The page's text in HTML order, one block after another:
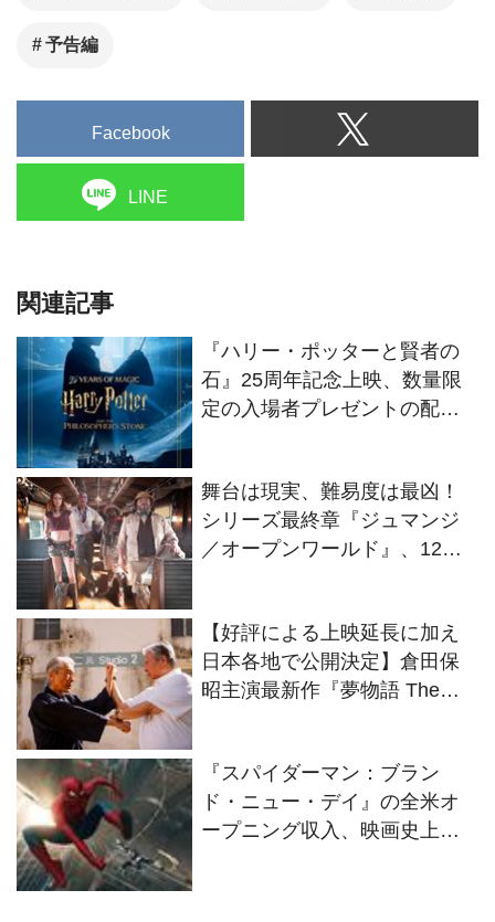
予告編
Facebook
LINE
関連記事
『ハリー・ポッターと賢者の
石』25周年記念上映、数量限
定の入場者プレゼントの配布
舞台は現実、難易度は最凶！
シリーズ最終章『ジュマンジ
／オープンワールド』、12・
【好評による上映延長に加え
日本各地で公開決定】倉田保
昭主演最新作『夢物語 The
『スパイダーマン：ブラン
ド・ニュー・デイ』の全米オ
ープニング収入、映画史上歴